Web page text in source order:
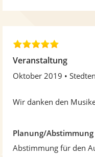
5
0
v
n
t
r
Veranstaltung
Oktober 2019 Stedten
Wir danken den
Planung/Abstimmung
Abstimmung für den